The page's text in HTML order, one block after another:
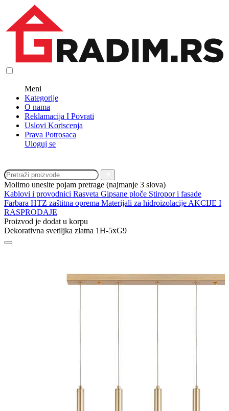
Meni
Kategorije
O nama
Reklamacija I Povrati
Uslovi Koriscenja
Prava Potrosaca
Uloguj se
Molimo unesite pojam pretrage (najmanje 3 slova)
Kablovi i provodnici Rasveta Gipsane ploče Stiropor i fasade
Farbara HTZ zaštitna oprema Materijali za hidroizolacije AKCIJE I
RASPRODAJE
Proizvod je dodat u korpu
Dekorativna svetiljka zlatna 1H-5xG9